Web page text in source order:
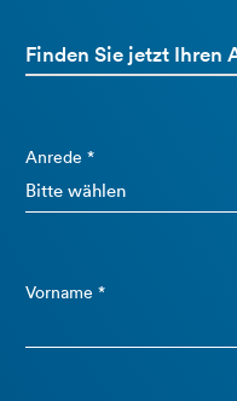
Finden Sie jetzt Ihren
Anrede *
Vorname *